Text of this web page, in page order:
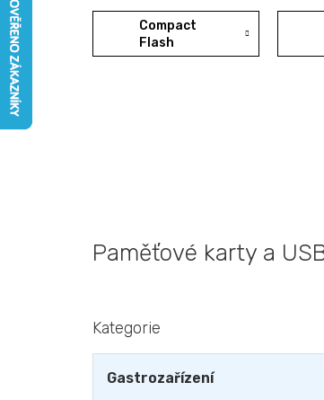
Compact
Flash
Paměťové karty a
o
s
Přeskočit
Kategorie
Gastrozařízení